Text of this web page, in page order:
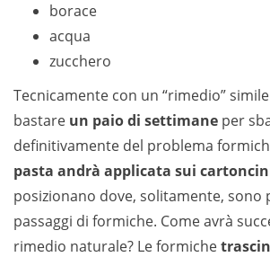
borace
acqua
zucchero
Tecnicamente con un “rimedio”
bastare un paio di settimane per
definitivamente del problema
pasta andrà applicata sui
posizionano dove, solitamente, sono
passaggi di formiche. Come avrà
rimedio naturale? Le formiche